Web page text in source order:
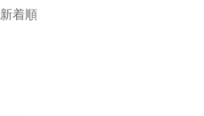
新着順